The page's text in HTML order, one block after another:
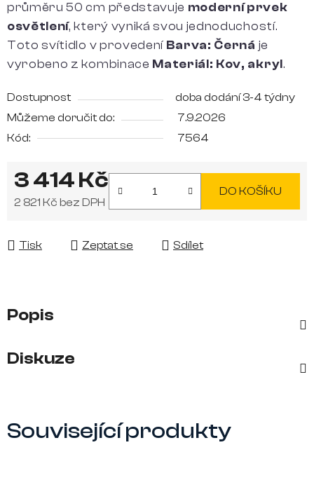
průměru 50 cm představuje moderní prvek
osvětlení, který vyniká svou jednoduchostí.
Toto svítidlo v provedení Barva: Černá je
vyrobeno z kombinace Materiál: Kov, akryl.
Dostupnost
doba dodání 3-4 týdny
Můžeme doručit do:
7.9.2026
Kód:
7564
3 414 Kč
2 821 Kč bez DPH
DO KOŠÍKU
Tisk Zeptat se Sdílet
Popis
Diskuze
Související produkty